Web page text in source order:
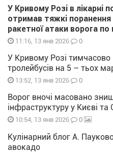
У Кривому Розі в лікарні
отримав тяжкі поранення
ракетної атаки ворога
11:16, 13 янв 2026 0
У Кривому Розі тимчасово
тролейбусів на 5 – тьох
13:52, 13 янв 2026 0
Ворог вночі масовано
інфраструктуру у Києві та
10:54, 13 янв 2026 0
Кулінарний блог А.
авокадо